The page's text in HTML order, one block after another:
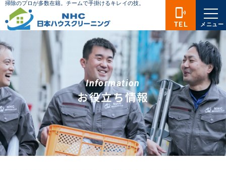
Information
お役立ち情報
phonelink_ring
TEL メニュー